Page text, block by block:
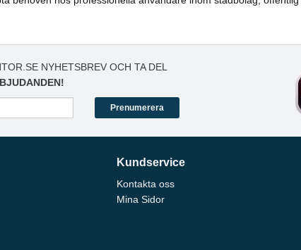
NYHETSBREV OCH TA DEL
Prenumerera
Kundservice
Kontakta oss
Mina Sidor